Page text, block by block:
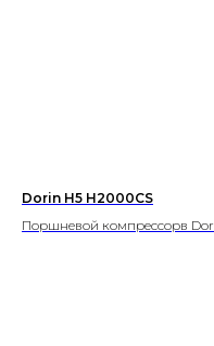
Dorin H5 H2000CS
Поршневой компрессорв